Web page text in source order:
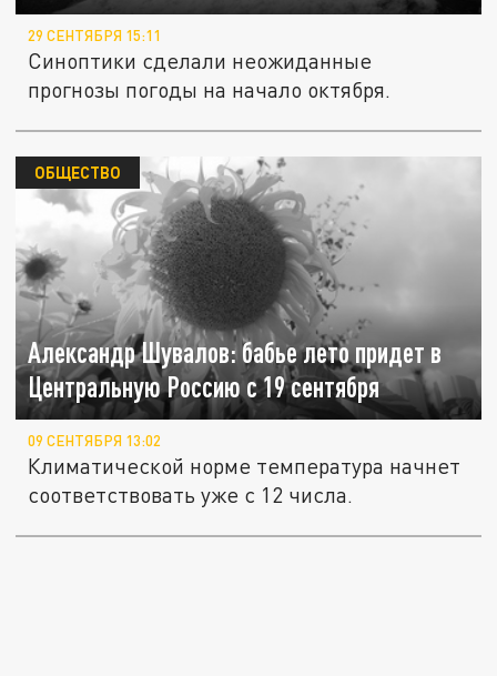
29 СЕНТЯБРЯ 15:11
Синоптики сделали неожиданные
прогнозы погоды на начало октября.
Александр Шувалов: бабье лето придет в
Центральную Россию с 19 сентября
ОБЩЕСТВО
09 СЕНТЯБРЯ 13:02
Климатической норме температура начнет
соответствовать уже с 12 числа.